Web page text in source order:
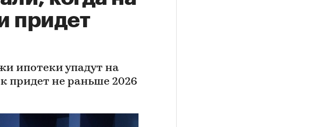
придет
ипотеки упадут на
придет не раньше 2026